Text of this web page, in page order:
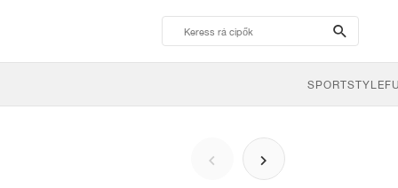
search-
btn
SPORTSTYLE